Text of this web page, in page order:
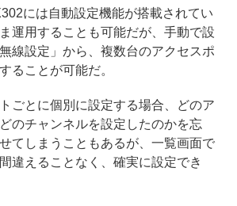
には自動設定機能が搭載されてい
運用することも可能だが、手動で設
線設定」から、複数台のアクセスポ
ることが可能だ。
ごとに個別に設定する場合、どのア
のチャンネルを設定したのかを忘
てしまうこともあるが、一覧画面で
違えることなく、確実に設定でき